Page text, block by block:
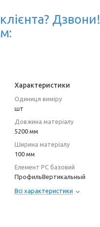
Дзвони!
Характеристики
Одиниця виміру
шт
Довжина матеріалу
5200 мм
Ширина матеріалу
100 мм
Елемент РС базовий
ПрофильВертикальный
Всі характеристики